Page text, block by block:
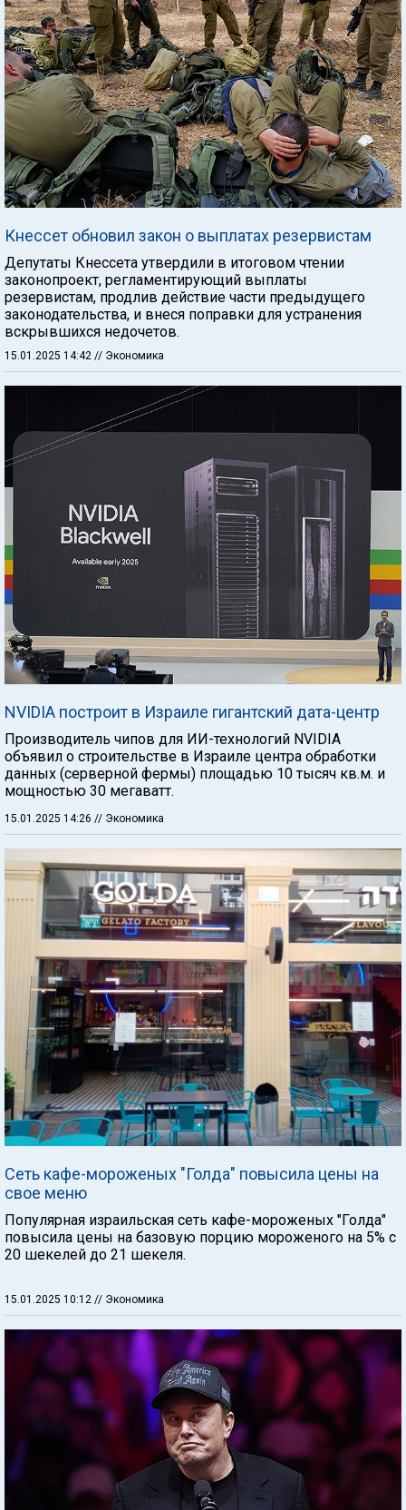
Кнессет обновил закон о выплатах резервистам
Депутаты Кнессета утвердили в итоговом чтении
законопроект, регламентирующий выплаты
резервистам, продлив действие части предыдущего
законодательства, и внеся поправки для устранения
вскрывшихся недочетов.
15.01.2025 14:42 // Экономика
NVIDIA построит в Израиле гигантский дата-центр
Производитель чипов для ИИ-технологий NVIDIA
объявил о строительстве в Израиле центра обработки
данных (серверной фермы) площадью 10 тысяч кв.м. и
мощностью 30 мегаватт.
15.01.2025 14:26 // Экономика
Сеть кафе-мороженых "Голда" повысила цены на
свое меню
Популярная израильская сеть кафе-мороженых "Голда"
повысила цены на базовую порцию мороженого на 5% с
20 шекелей до 21 шекеля.
15.01.2025 10:12 // Экономика